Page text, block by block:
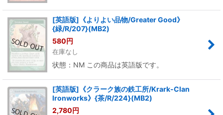
[英語版]《よりよい品物/Greater Good》
{緑/R/207}(MB2)
580円
在庫なし
状態：NM この商品は英語版です。
[英語版]《クラーク族の鉄工所/Krark-Clan
Ironworks》{茶/R/224}(MB2)
2,780円